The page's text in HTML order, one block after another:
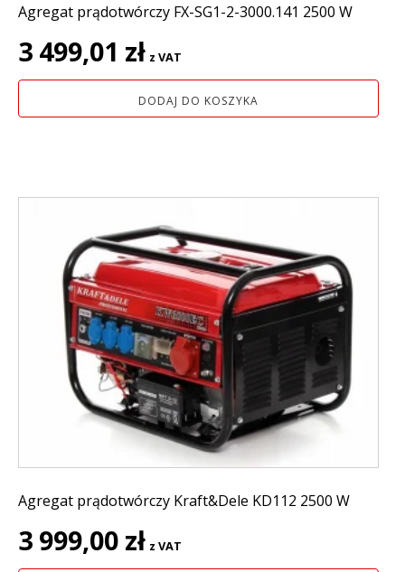
Agregat prądotwórczy FX-SG1-2-3000.141 2500 W
3 499,01 zł z VAT
DODAJ DO KOSZYKA
Agregat prądotwórczy Kraft&Dele KD112 2500 W
3 999,00 zł z VAT